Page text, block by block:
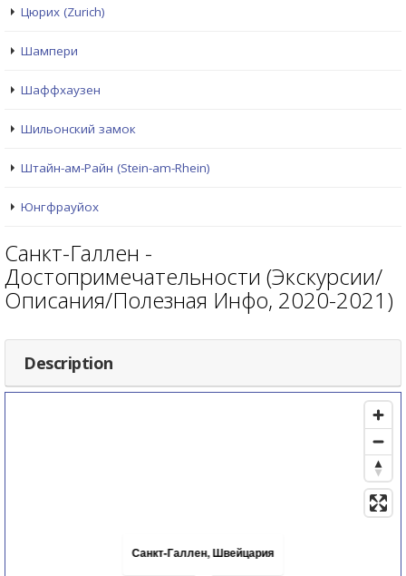
Цюрих (Zurich)
Шампери
Шаффхаузен
Шильонский замок
Штайн-ам-Райн (Stein-am-Rhein)
Юнгфрауйох
Санкт-Галлен -
Достопримечательности (Экскурсии/
Описания/Полезная Инфо, 2020-2021)
Description
Санкт-Галлен, Швейцария